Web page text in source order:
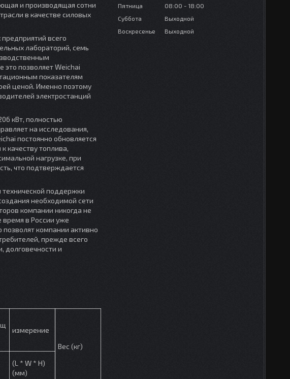
и производящая сотни
в качестве силовых
всего
лабораторий, семь
позволяет Weichai
показателям
ценой. Именно поэтому
электростанций
кВт, полностью
на исследования,
постоянно обновляется
качеству топлива,
нагрузке, при
что подтверждается
технической поддержки
необходимой сети
компании никогда не
время в России уже
позволят компании активно
прежде всего
долговечности и
измерение
Вес (кг)
(L * W * H)
(мм)
Пятница
08:00
18:00
Суббота
Выходной
Воскресенье
Выходной